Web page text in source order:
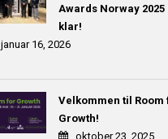
Awards Norway 2025
klar!
januar 16, 2026
Velkommen til Room
Growth!
oktober 23, 2025